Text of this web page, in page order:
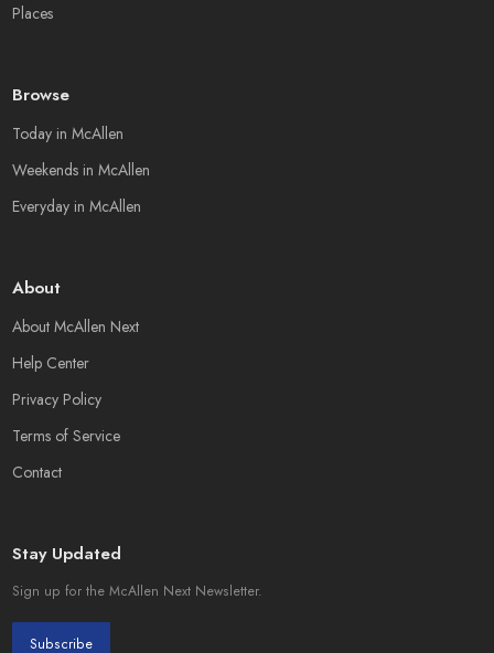
Places
Browse
Today in McAllen
Weekends in McAllen
Everyday in McAllen
About
About McAllen Next
Help Center
Privacy Policy
Terms of Service
Contact
Stay Updated
Sign up for the McAllen Next Newsletter.
Subscribe